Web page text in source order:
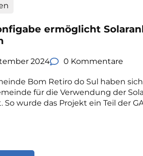
ermöglicht
2024 0 Kommentare
Bom Retiro do Sul haben
für die Verwendung der
So wurde das Projekt ein Teil der